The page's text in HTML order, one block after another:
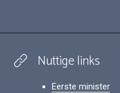
Nuttige links
Eerste minister